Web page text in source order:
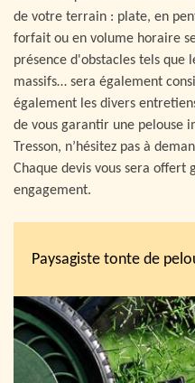
de votre terrain : plate, en
forfait ou en volume horaire
présence d'obstacles tels que
massifs… sera également
également les divers
de vous garantir une pelouse
Tresson, n’hésitez pas à
Chaque devis vous sera offert
engagement.
Paysagiste tonte de